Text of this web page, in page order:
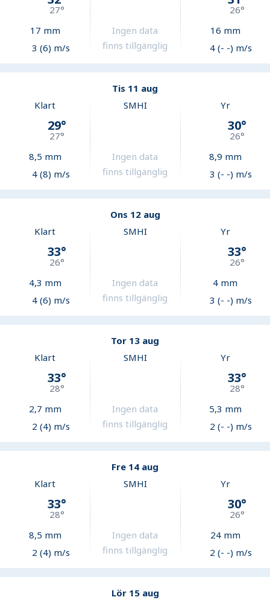
27°
17 mm
3 (6) m/s
Ingen data
finns tillgänglig
26°
16 mm
4 (- -) m/s
Tis 11 aug
Klart
29°
27°
8,5 mm
4 (8) m/s
SMHI
Ingen data
finns tillgänglig
Yr
30°
26°
8,9 mm
3 (- -) m/s
Ons 12 aug
Klart
33°
26°
4,3 mm
4 (6) m/s
SMHI
Ingen data
finns tillgänglig
Yr
33°
26°
4 mm
3 (- -) m/s
Tor 13 aug
Klart
33°
28°
2,7 mm
2 (4) m/s
SMHI
Ingen data
finns tillgänglig
Yr
33°
28°
5,3 mm
2 (- -) m/s
Fre 14 aug
Klart
33°
28°
8,5 mm
2 (4) m/s
SMHI
Ingen data
finns tillgänglig
Yr
30°
26°
24mm
2 (- -) m/s
Lör 15 aug